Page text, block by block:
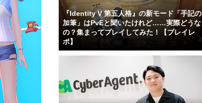
『Identity V 第五人格』の新モード「手記の
加筆」はPvEと聞いたけれど……実際どうな
の？集まってプレイしてみた！【プレイレ
ポ】